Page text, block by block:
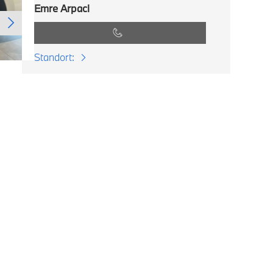
Emre Arpaci
Standort: